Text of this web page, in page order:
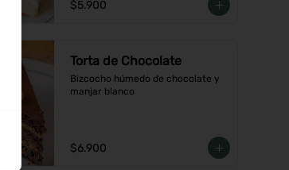
$5.900
Torta de Chocolate
Bizcocho húmedo de chocolate y
manjar blanco
$6.900